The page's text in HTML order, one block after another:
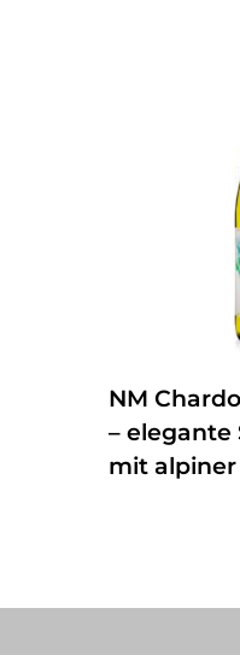
NM
– elegante
mit alpiner